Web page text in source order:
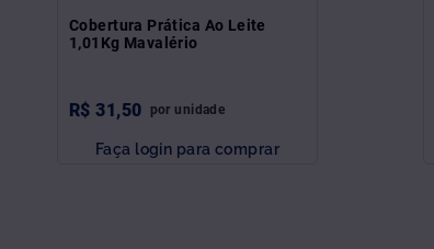
Cobertura Prática Ao Leite
1,01Kg Mavalério
R$ 31,50 por unidade
Faça login para comprar